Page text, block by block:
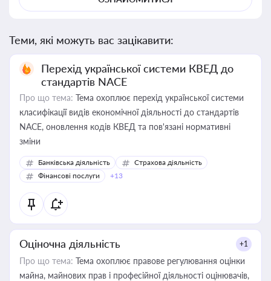
Теми, які можуть вас зацікавити:
Перехід української системи КВЕД до
стандартів NACE
Про що тема: Тема охоплює перехід української системи
класифікації видів економічної діяльності до стандартів
NACE, оновлення кодів КВЕД та пов'язані нормативні
зміни
Банківська діяльність
Страхова діяльність
Фінансові послуги
+13
Оціночна діяльність +1
Про що тема: Тема охоплює правове регулювання оцінки
майна, майнових прав і професійної діяльності оцінювачів,